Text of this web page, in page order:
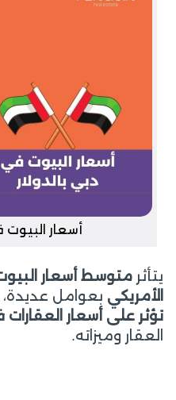
أسعار البيوت
يتأثر متوسط أسعار
الأمريكي بعوامل
تؤثر على أسعار
العقار وميزاته.